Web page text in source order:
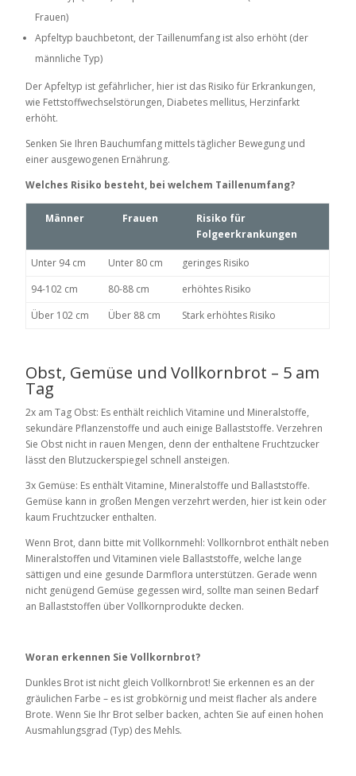
Frauen)
Apfeltyp bauchbetont, der Taillenumfang ist also erhöht (der
männliche Typ)
Der Apfeltyp ist gefährlicher, hier ist das Risiko für Erkrankungen,
wie Fettstoffwechselstörungen, Diabetes mellitus, Herzinfarkt
erhöht.
Senken Sie Ihren Bauchumfang mittels täglicher Bewegung und
einer ausgewogenen Ernährung.
Welches Risiko besteht, bei welchem Taillenumfang?
Männer Frauen
Risiko für
Folgeerkrankungen
Unter 94 cm Unter 80 cm
geringes Risiko
94-102 cm
80-88 cm
erhöhtes Risiko
Über 102 cm
Über 88 cm Stark erhöhtes Risiko
Obst, Gemüse und Vollkornbrot – 5 am
Tag
2x am Tag Obst: Es enthält reichlich Vitamine und Mineralstoffe,
sekundäre Pflanzenstoffe und auch einige Ballaststoffe. Verzehren
Sie Obst nicht in rauen Mengen, denn der enthaltene Fruchtzucker
lässt den Blutzuckerspiegel schnell ansteigen.
3x Gemüse: Es enthält Vitamine, Mineralstoffe und Ballaststoffe.
Gemüse kann in großen Mengen verzehrt werden, hier ist kein oder
kaum Fruchtzucker enthalten.
Wenn Brot, dann bitte mit Vollkornmehl: Vollkornbrot enthält neben
Mineralstoffen und Vitaminen viele Ballaststoffe, welche lange
sättigen und eine gesunde Darmflora unterstützen. Gerade wenn
nicht genügend Gemüse gegessen wird, sollte man seinen Bedarf
an Ballaststoffen über Vollkornprodukte decken.
Woran erkennen Sie Vollkornbrot?
Dunkles Brot ist nicht gleich Vollkornbrot! Sie erkennen es an der
gräulichen Farbe – es ist grobkörnig und meist flacher als andere
Brote. Wenn Sie Ihr Brot selber backen, achten Sie auf einen hohen
Ausmahlungsgrad (Typ) des Mehls.